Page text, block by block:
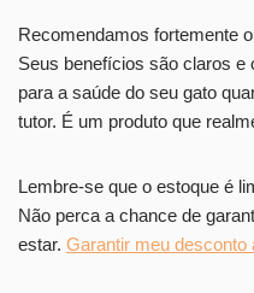
Recomendamos fortemente
Seus benefícios são claros e
para a saúde do seu gato
tutor. É um produto que
Lembre-se que o estoque é
Não perca a chance de
estar. Garantir meu desconto